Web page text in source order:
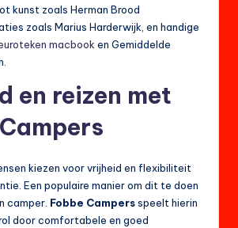
kunst zoals Herman Brood
zoals Marius Harderwijk, en handige
macbook en Gemiddelde
en reizen met
kiezen voor vrijheid en flexibiliteit
Een populaire manier om dit te doen
camper. Fobbe Campersspeelt hierin
door comfortabele en goed